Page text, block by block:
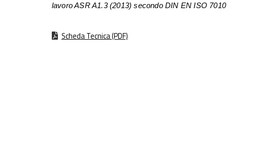
lavoro ASR A1.3 (2013) secondo DIN EN ISO 7010
Scheda Tecnica (PDF)